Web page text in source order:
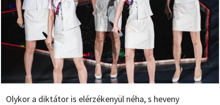
Olykor a diktátor is elérzékenyül néha, s heveny